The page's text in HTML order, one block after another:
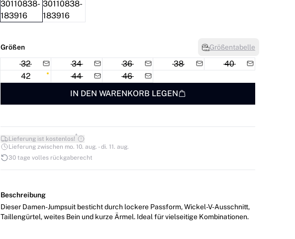
Größen Größentabelle
32 34 36 38
40
42
44
46
IN DEN WARENKORB LEGEN
Lieferung ist kostenlos!*
Lieferung zwischen mo. 10. aug. - di. 11. aug.
30 tage volles rückgaberecht
Beschreibung
Dieser Damen-Jumpsuit besticht durch lockere Passform, Wickel-V-Ausschnitt,
Taillengürtel, weites Bein und kurze Ärmel. Ideal für vielseitige Kombinationen.